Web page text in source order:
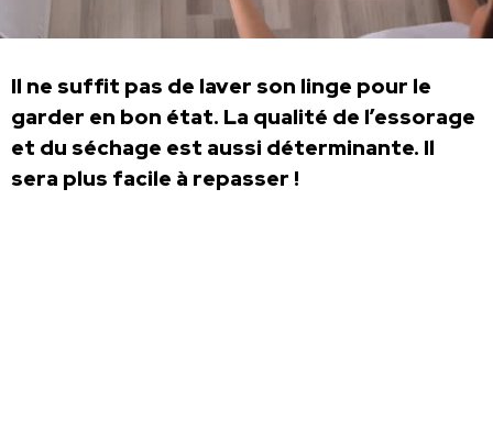
Il ne suffit pas de laver son linge pour le
garder en bon état. La qualité de l’essorage
et du séchage est aussi déterminante. Il
sera plus facile à repasser !